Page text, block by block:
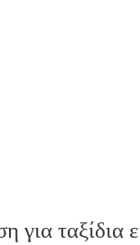
για ταξίδια